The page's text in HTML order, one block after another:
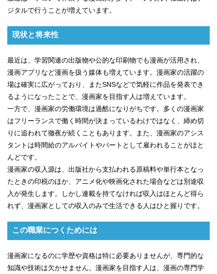
ジタルで行うことが増えています。
現状と将来性
最近は、学習関連の出版物や公的な印刷物でも漫画が活用され、
漫画アプリなど漫画を扱う媒体も増えています。漫画家の活躍の
場は確実に広がっており、またSNSなどで気軽に作品を発表でき
るようになったことで、漫画家を目指す人は増えています。
一方で、漫画家の労働環境は過酷になりがちです。多くの漫画家
はフリーランスで働く時間が決まっているわけではなく、締め切
りに追われて徹夜が続くこともあります。また、漫画家のアシス
タントは時間給のアルバイトやパートとして雇われることがほと
んどです。
漫画家の収入源は、出版社から支払われる原稿料や単行本となっ
たときの印税のほか、アニメ化や映画化された場合などは別途収
入が発生します。しかし連載を持てなければ収入はほとんど得ら
れず、漫画家としての収入のみで生活できる人はひと握りです。
この職業につくためには
漫画家になるのに学歴や資格は特に必要ありませんが、専門的な
知識や技術は欠かせません。漫画家を目指す人は、漫画の専門学